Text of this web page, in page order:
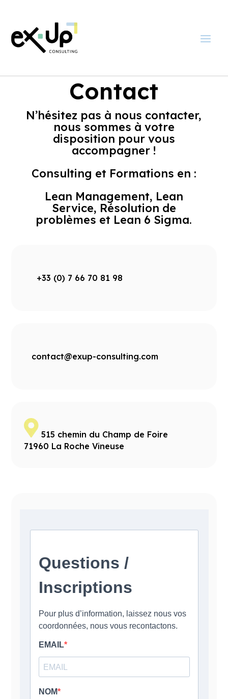
Contact
​N’hésitez pas à nous contacter,
nous sommes à votre
disposition pour vous
accompagner !​
Consulting et Formations en :
Lean Management, Lean
Service, Résolution de
problèmes et Lean 6 Sigma.
+33 (0) 7 66 70 81 98
contact@exup-consulting.com
515 chemin du Champ de Foire
71960 La Roche Vineuse